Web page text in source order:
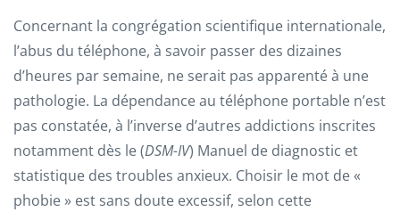
Concernant la congrégation scientifique internationale,
l’abus du téléphone, à savoir passer des dizaines
d’heures par semaine, ne serait pas apparenté à une
pathologie. La dépendance au téléphone portable n’est
pas constatée, à l’inverse d’autres addictions inscrites
notamment dès le (DSM-IV) Manuel de diagnostic et
statistique des troubles anxieux. Choisir le mot de «
phobie » est sans doute excessif, selon cette